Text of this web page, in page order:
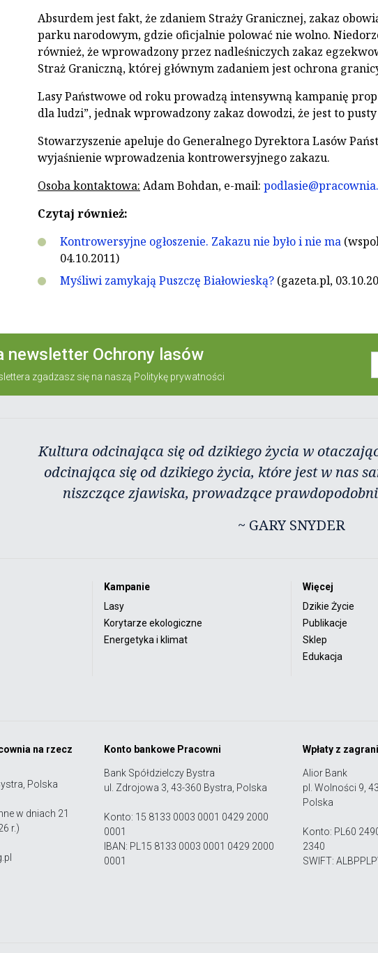
Absurdem jest fakt, że zdaniem Straży Granicznej, zakaz
parku narodowym, gdzie oficjalnie polować nie wolno.
również, że wprowadzony przez nadleśniczych zakaz
Straż Graniczną, której głównym zadaniem jest ochrona
Lasy Państwowe od roku prowadzą intensywną kampanię
dla ludzi”, jednak wprowadzony zakaz dowodzi, że jest to pusty
Stowarzyszenie apeluje do Generalnego Dyrektora Lasów
wyjaśnienie wprowadzenia kontrowersyjnego zakazu.
Osoba kontaktowa: Adam Bohdan, e-mail:
Czytaj również:
Kontrowersyjne ogłoszenie. Zakazu nie było i nie ma
04.10.2011)
Myśliwi zamykają Puszczę Białowieską? (gazeta.pl,
newsletter Ochrony lasów
zgadzasz się na naszą Politykę prywatności
Kultura odcinająca się od dzikiego życia w
odcinająca się od dzikiego życia, które jest w nas
niszczące zjawiska, prowadzące
~ GARY SNYDER
Kampanie
Lasy
Korytarze ekologiczne
Energetyka i klimat
Więcej
Dzikie Życie
Publikacje
Sklep
Edukacja
na rzecz
Polska
w dniach 21
r.)
Konto bankowe Pracowni
Bank Spółdzielczy Bystra
ul. Zdrojowa 3, 43-360 Bystra, Polska
Konto: 15 8133 0003 0001 0429 2000
0001
IBAN: PL15 8133 0003 0001 0429 2000
0001
Wpłaty z
Alior Bank
pl. Wolności 9,
Polska
Konto: PL60
2340
SWIFT: